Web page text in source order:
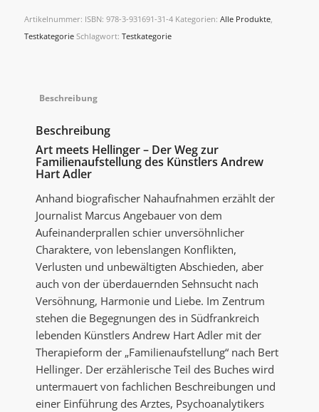
Artikelnummer: ISBN: 978-3-931691-31-4 Kategorien: Alle Produkte,
Testkategorie Schlagwort: Testkategorie
Beschreibung
Beschreibung
Art meets Hellinger – Der Weg zur
Familienaufstellung des Künstlers Andrew
Hart Adler
Anhand biografischer Nahaufnahmen erzählt der
Journalist Marcus Ange­bauer von dem
Aufeinander­prallen schier unversöhnlicher
Charak­tere, von lebens­langen Konflikten,
Verlusten und unbewältigten Ab­schie­den, aber
auch von der überdauernden Sehnsucht nach
Versöh­nung, Harmonie und Liebe. Im Zentrum
stehen die Begegnungen des in Süd­frankreich
lebenden Künstlers Andrew Hart Adler mit der
Therapieform der „Familienauf­stellung“ nach Bert
Hellinger. Der erzählerische Teil des Buches wird
untermauert von fachlichen Beschreibungen und
einer Einführung des Arztes, Psycho­analy­tikers